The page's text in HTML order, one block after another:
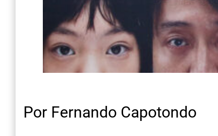
Por Fernando Capotondo